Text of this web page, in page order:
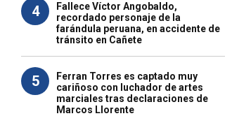
4
Fallece Víctor Angobaldo,
recordado personaje de la
farándula peruana, en accidente de
tránsito en Cañete
5
Ferran Torres es captado muy
cariñoso con luchador de artes
marciales tras declaraciones de
Marcos Llorente